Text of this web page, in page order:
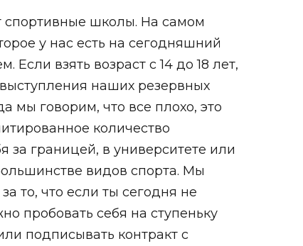
спортивные школы. На самом
у нас есть на сегодняшний
взять возраст с 14 до 18 лет,
наших резервных
мы говорим, что все плохо, это
количество
за границей, в университете или
видов спорта. Мы
то, что если ты сегодня не
пробовать себя на ступеньку
подписывать контракт с